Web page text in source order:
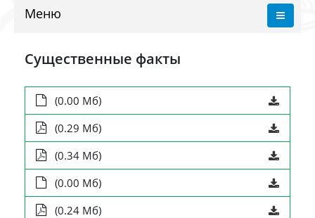
Меню
Существенные факты
(0.00 Мб)
(0.29 Мб)
(0.34 Мб)
(0.00 Мб)
(0.24 Мб)